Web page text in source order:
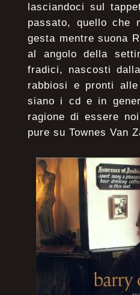
lasciandoci sul
passato, quello che
gesta mentre suona
al angolo della
fradici, nascosti
rabbiosi e pronti
siano i cd e in
ragione di essere
pure su Townes Van